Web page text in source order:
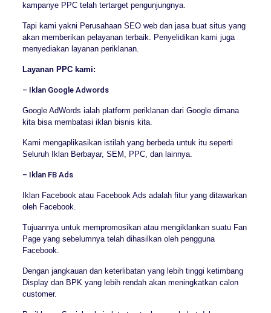
kampanye PPC telah tertarget pengunjungnya.
Tapi kami yakni Perusahaan SEO web dan jasa buat situs yang
akan memberikan pelayanan terbaik. Penyelidikan kami juga
menyediakan layanan periklanan.
Layanan PPC kami:
– Iklan Google Adwords
Google AdWords ialah platform periklanan dari Google dimana
kita bisa membatasi iklan bisnis kita.
Kami mengaplikasikan istilah yang berbeda untuk itu seperti
Seluruh Iklan Berbayar, SEM, PPC, dan lainnya.
– Iklan FB Ads
Iklan Facebook atau Facebook Ads adalah fitur yang ditawarkan
oleh Facebook.
Tujuannya untuk mempromosikan atau mengiklankan suatu Fan
Page yang sebelumnya telah dihasilkan oleh pengguna
Facebook.
Dengan jangkauan dan keterlibatan yang lebih tinggi ketimbang
Display dan BPK yang lebih rendah akan meningkatkan calon
customer.